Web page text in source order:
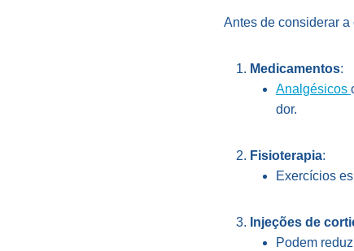
Antes de considerar
Medicamentos:
Analgésicos
dor.
Fisioterapia:
Exercícios
Injeções de
Podem